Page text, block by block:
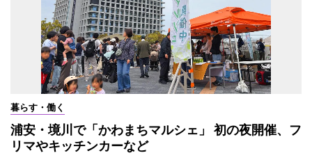
暮らす・働く
浦安・境川で「かわまちマルシェ」 初の夜開催、フ
リマやキッチンカーなど